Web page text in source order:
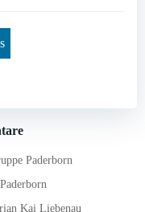
Paderborn
Kai Liebenau